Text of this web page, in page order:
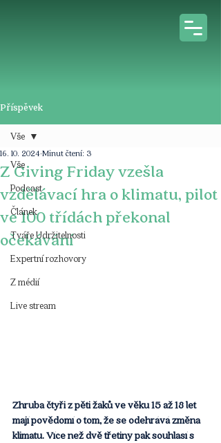
Příspěvek
Vše
Podcast
Článek
Tváře Udržitelnosti
Expertní rozhovory
Z médií
Live stream
Vše
Z Giving Friday vzešla
vzdělávací hra o klimatu, pilot
ve 100 třídách překonal
očekávání
16. 10. 2024 Minut čtení: 3
Zhruba čtyři z pěti žáků ve věku 15 až 18 let
mají povědomí o tom, že se odehrává změna
klimatu. Více než dvě třetiny pak souhlasí s